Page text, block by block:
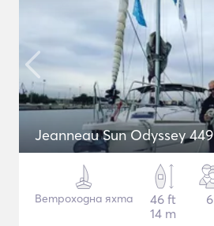
Jeanneau Sun Odyssey 449
Ветроходна яхта
46 ft
14 m
6